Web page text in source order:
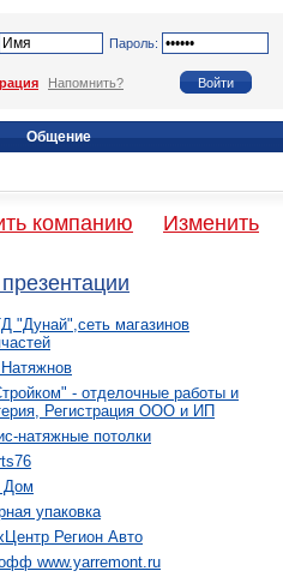
Пароль:
Напомнить?
Общение
компанию Изменить
"Дунай",сеть магазинов
- отделочные работы и
Регистрация ООО и ИП
натяжные потолки
Дом
упаковка
Регион Авто
www.yarremont.ru